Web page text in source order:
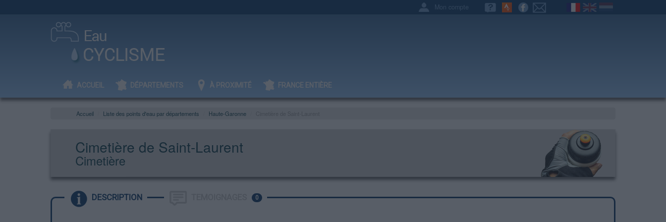
Mon compte
ACCUEIL DÉPARTEMENTS À PROXIMITÉ FRANCE ENTIÈRE
Accueil Liste des points d'eau par départements Haute-Garonne
Cimetière de Saint-Laurent
Cimetière
DESCRIPTION 0